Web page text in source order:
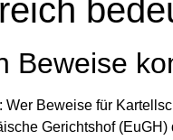
Beweise
: Wer Beweise für
Gerichtshof (EuGH)